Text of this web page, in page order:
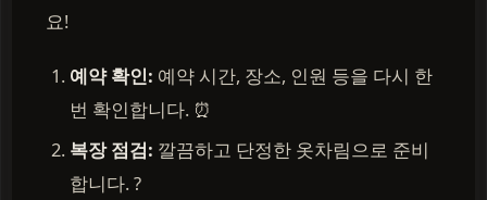
요!
예약 확인: 예약 시간, 장소, 인원 등을 다시 한
번 확인합니다. ⏰
복장 점검: 깔끔하고 단정한 옷차림으로 준비
합니다. ?